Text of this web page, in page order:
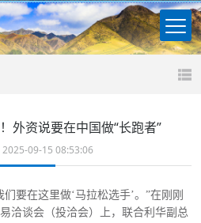
外资说要在中国做“长跑者”
09-15 08:53:06
要在这里做‘马拉松选手’。”在刚刚
洽谈会（投洽会）上，联合利华副总